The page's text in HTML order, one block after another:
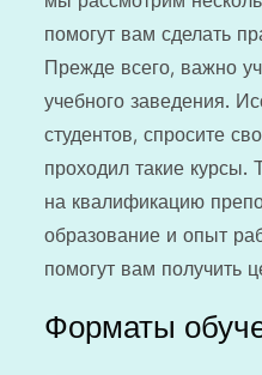
помогут вам сделать
Прежде всего, важно
учебного заведения.
студентов, спросите
проходил такие курсы.
на квалификацию
образование и опыт
помогут вам получить
Форматы